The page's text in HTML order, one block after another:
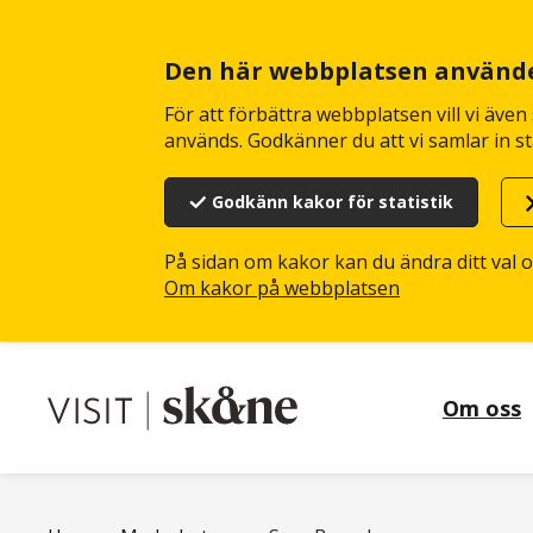
Den här webbplatsen
För att förbättra webbplatsen vill vi
används. Godkänner du att vi samlar in
Godkänn kakor för statistik
På sidan om kakor kan du ändra ditt val
Om kakor på webbplatsen
Om oss